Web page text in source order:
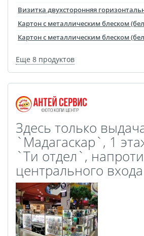
Майки с символикой
Беларусь
TEST
подрамником
Оживающее письмо от
деда Мороза
Елочный шар с
оживающей фотограф
Оживающие
подарочные наборы
Календарь плакат
оживающий
Календарь перекидной
оживающий
Визитка двухсторонняя
Картон с металлическим блеском
Картон с металлическим блеском
Еще 8 продуктов
Здесь только
`Мадагаскар`, 1
`Tи отдел`,
центрального входа